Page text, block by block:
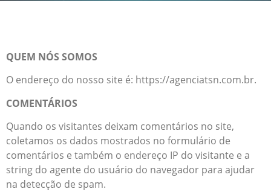
QUEM NÓS SOMOS
O endereço do nosso site é: https://agenciatsn.com.br.
COMENTÁRIOS
Quando os visitantes deixam comentários no site,
coletamos os dados mostrados no formulário de
comentários e também o endereço IP do visitante e a
string do agente do usuário do navegador para ajudar
na detecção de spam.